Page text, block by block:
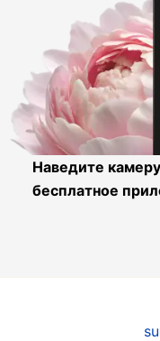
Наведите
бесплатное